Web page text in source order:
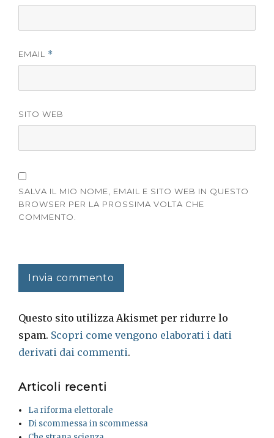
EMAIL *
SITO WEB
SALVA IL MIO NOME, EMAIL E SITO WEB IN QUESTO
BROWSER PER LA PROSSIMA VOLTA CHE
COMMENTO.
Questo sito utilizza Akismet per ridurre lo
spam. Scopri come vengono elaborati i dati
derivati dai commenti.
Articoli recenti
La riforma elettorale
Di scommessa in scommessa